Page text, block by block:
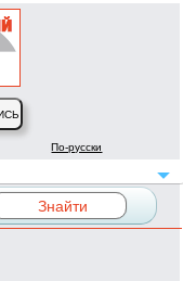
По-русски